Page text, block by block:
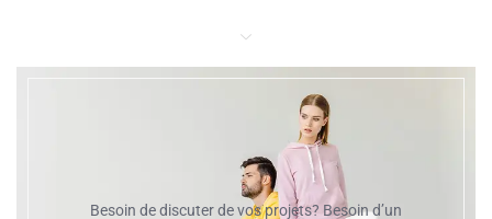
Besoin de discuter de vos projets? Besoin d’un